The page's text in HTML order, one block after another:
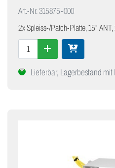
Art.-Nr.315875-000
2x Spleiss-/Patch-Platte, 15"
Lieferbar, Lagerbestand mit